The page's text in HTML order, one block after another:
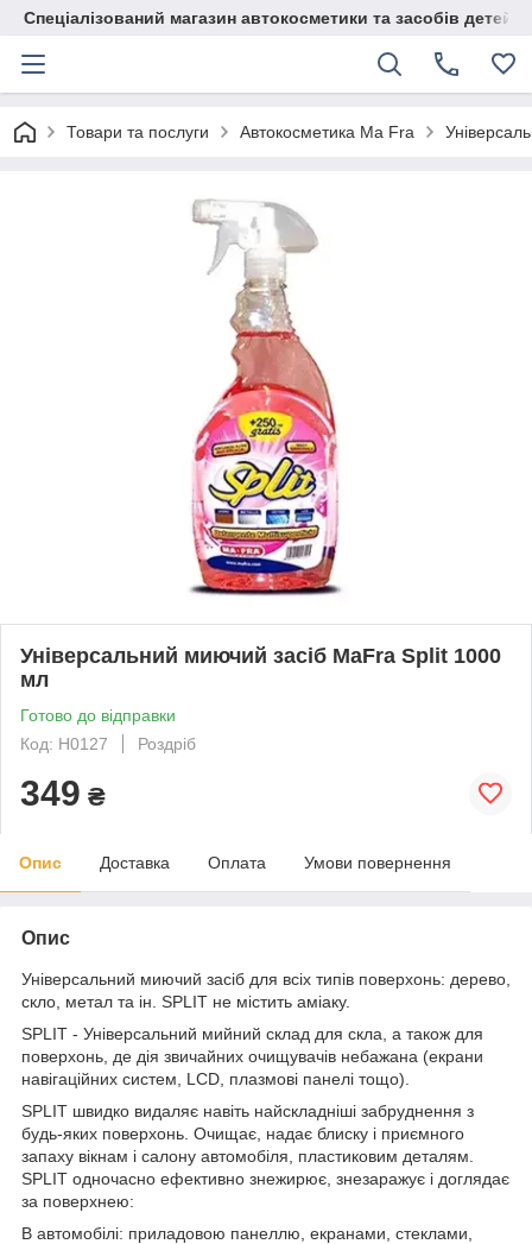
Спеціалізований магазин автокосметики та засобів
Товари та послуги Автокосметика Ma Fra
Універсальний миючий засіб MaFra Split 1000
мл
Готово до відправки
Код: H0127
Роздріб
349 ₴
Опис Доставка Оплата Умови повернення
Опис
Універсальний миючий засіб для всіх типів поверхонь: дерево,
скло, метал та ін. SPLIT не містить аміаку.
SPLIT - Універсальний мийний склад для скла, а також для
поверхонь, де дія звичайних очищувачів небажана (екрани
навігаційних систем, LCD, плазмові панелі тощо).
SPLIT швидко видаляє навіть найскладніші забруднення з
будь-яких поверхонь. Очищає, надає блиску і приємного
запаху вікнам і салону автомобіля, пластиковим деталям.
SPLIT одночасно ефективно знежирює, знезаражує і доглядає
за поверхнею:
В автомобілі: приладовою панеллю, екранами, стеклами,